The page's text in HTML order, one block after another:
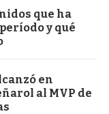
que ha
y qué
en
al MVP de